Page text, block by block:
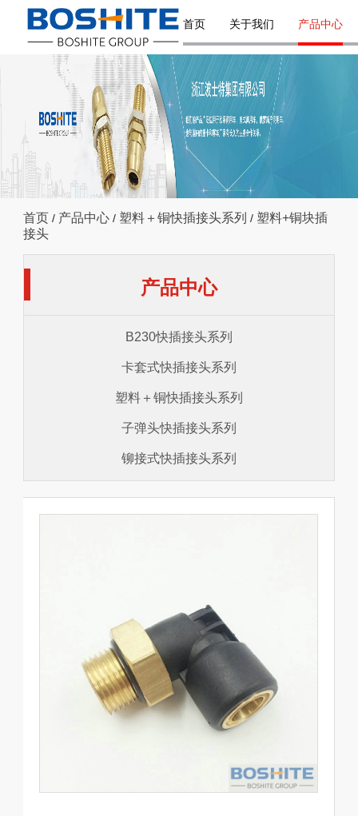
首页 关于我们 产品中心
首页 / 产品中心 / 塑料＋铜快插接头系列 / 塑料+铜块插
接头
产品中心
B230快插接头系列
卡套式快插接头系列
塑料＋铜快插接头系列
子弹头快插接头系列
铆接式快插接头系列